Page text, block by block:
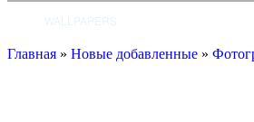
Главная » Новые добавленные »